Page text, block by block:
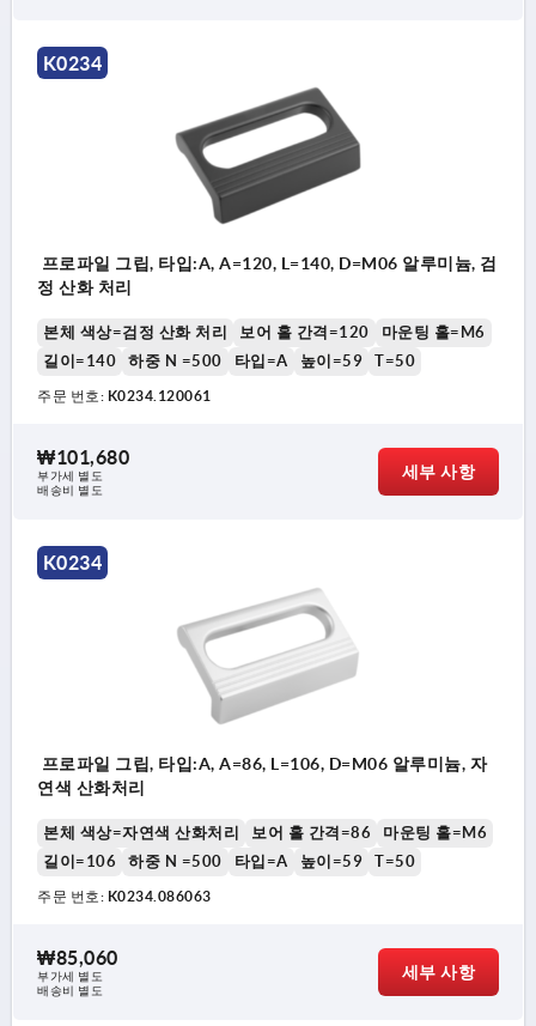
K0234
프로파일 그립, 타입:A, A=120, L=140, D=M06 알루미늄, 검
정 산화 처리
본체 색상=검정 산화 처리 보어 홀 간격=120
마운팅 홀=M6
길이=140
하중 N =500 타입=A 높이=59 T=50
주문 번호: K0234.120061
₩101,680
부가세 별도
배송비 별도
세부 사항
K0234
프로파일 그립, 타입:A, A=86, L=106, D=M06 알루미늄, 자
연색 산화처리
본체 색상=자연색 산화처리 보어 홀 간격=86
마운팅 홀=M6
길이=106
하중 N =500 타입=A 높이=59 T=50
주문 번호: K0234.086063
₩85,060
부가세 별도
배송비 별도
세부 사항